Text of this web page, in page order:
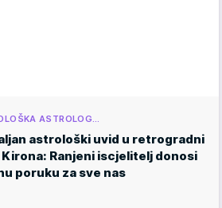
ASTROLOG…
astrološki uvid u retrogradni
Kirona: Ranjeni iscjelitelj donosi
poruku za sve nas